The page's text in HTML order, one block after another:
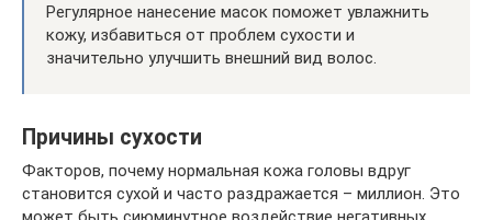
Регулярное нанесение масок поможет увлажнить
кожу, избавиться от проблем сухости и
значительно улучшить внешний вид волос.
Причины сухости
Факторов, почему нормальная кожа головы вдруг
становится сухой и часто раздражается – миллион. Это